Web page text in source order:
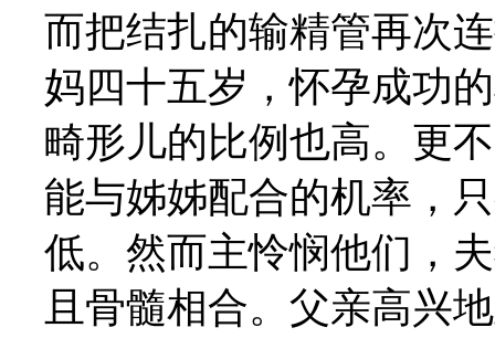
而把结扎的输精管再次
妈四十五岁，怀孕成功
畸形儿的比例也高。更
能与姊姊配合的机率，
低。然而主怜悯他们，
且骨髓相合。父亲高兴